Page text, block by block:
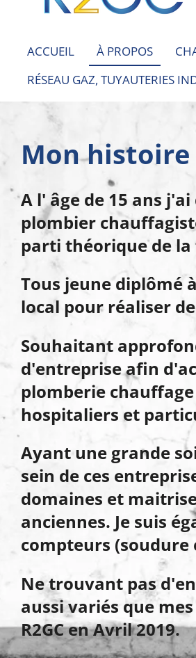
ACCUEIL À PROPOS
RÉSEAU GAZ, TUYAUTERIES
Mon histoire
A l' âge de 15 ans
plombier
parti théorique de la
Tous jeune diplômé
local pour réaliser
Souhaitant
d'entreprise afin
plomberie
hospitaliers et
Ayant une grande
sein de ces
domaines et
anciennes. Je suis
compteurs (soudure
Ne trouvant pas
aussi variés que
R2GC en Avril 2019.